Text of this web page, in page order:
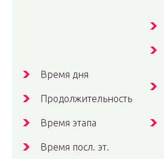
Время дня
Продолжительность
Время этапа
Время посл. эт.